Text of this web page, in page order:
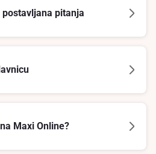
pitanja
Maxi Online?